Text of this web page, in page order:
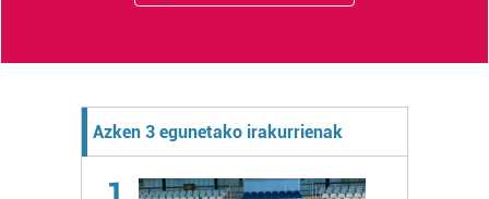
Azken 3 egunetako irakurrienak